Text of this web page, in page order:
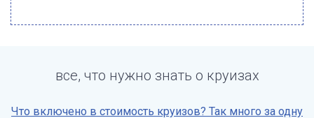
все, что нужно знать о круизах
Что включено в стоимость круизов? Так много за одну